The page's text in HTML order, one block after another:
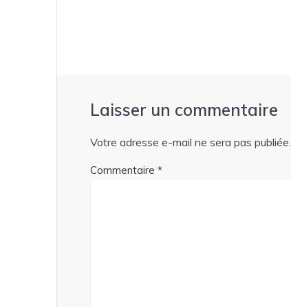
Laisser un commentaire
Votre adresse e-mail ne sera pas publiée.
Commentaire*